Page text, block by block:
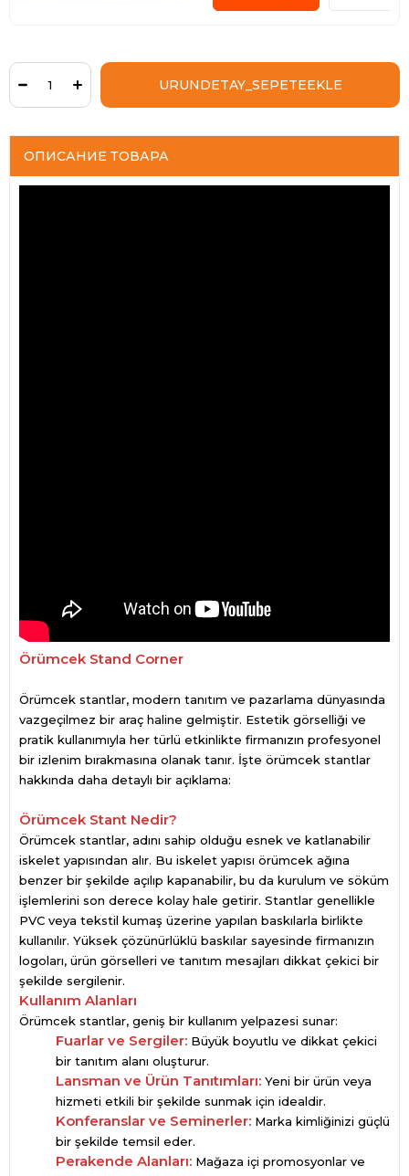
ОПИСАНИЕ ТОВАРА
Örümcek Stand Corner
Örümcek stantlar, modern tanıtım ve pazarlama dünyasında
vazgeçilmez bir araç haline gelmiştir. Estetik görselliği ve
pratik kullanımıyla her türlü etkinlikte firmanızın profesyonel
bir izlenim bırakmasına olanak tanır. İşte örümcek stantlar
hakkında daha detaylı bir açıklama:
Örümcek Stant Nedir?
Örümcek stantlar, adını sahip olduğu esnek ve katlanabilir
iskelet yapısından alır. Bu iskelet yapısı örümcek ağına
benzer bir şekilde açılıp kapanabilir, bu da kurulum ve söküm
işlemlerini son derece kolay hale getirir. Stantlar genellikle
PVC veya tekstil kumaş üzerine yapılan baskılarla birlikte
kullanılır. Yüksek çözünürlüklü baskılar sayesinde firmanızın
logoları, ürün görselleri ve tanıtım mesajları dikkat çekici bir
şekilde sergilenir.
Kullanım Alanları
Örümcek stantlar, geniş bir kullanım yelpazesi sunar:
Fuarlar ve Sergiler: Büyük boyutlu ve dikkat çekici
bir tanıtım alanı oluşturur.
Lansman ve Ürün Tanıtımları: Yeni bir ürün veya
hizmeti etkili bir şekilde sunmak için idealdir.
Konferanslar ve Seminerler: Marka kimliğinizi güçlü
bir şekilde temsil eder.
Perakende Alanları: Mağaza içi promosyonlar ve